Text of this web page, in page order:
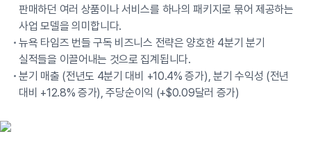
판매하던 여러 상품이나 서비스를 하나의 패키지로 묶어 제공하는
사업 모델을 의미합니다.
뉴욕 타임즈 번들 구독 비즈니스 전략은 양호한 4분기 분기
실적들을 이끌어내는 것으로 집계됩니다.
분기 매출 (전년도 4분기 대비 +10.4% 증가), 분기 수익성 (전년
대비 +12.8% 증가), 주당순이익 (+$0.09달러 증가)